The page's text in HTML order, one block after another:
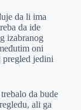
da li ima
da ide
izabranog
oni
pregled jedini
da bude
ali ga